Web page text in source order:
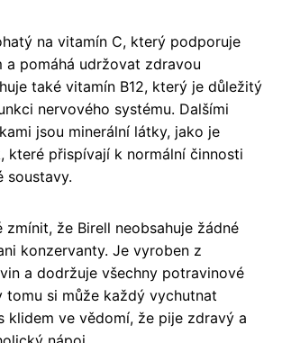
na vitamín C, který podporuje
a pomáhá udržovat zdravou
také vitamín B12, který je důležitý
nervového systému. Dalšími
jsou minerální látky, jako je
které přispívají k normální činnosti
soustavy.
zmínit, že Birell neobsahuje žádné
konzervanty. Je vyroben z
a dodržuje všechny potravinové
tomu si může každý vychutnat
klidem ve vědomí, že pije zdravý a